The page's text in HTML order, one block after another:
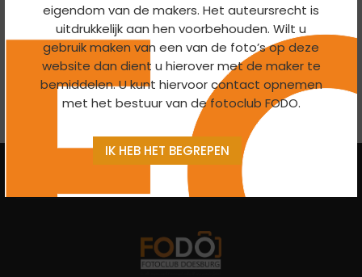
eigendom van de makers. Het auteursrecht is
uitdrukkelijk aan hen voorbehouden. Wilt u
gebruik maken van een van de foto’s op deze
website dan dient u hierover met de maker te
bemiddelen. U kunt hiervoor contact opnemen
met het bestuur van de fotoclub FODO.
IK HEB HET BEGREPEN